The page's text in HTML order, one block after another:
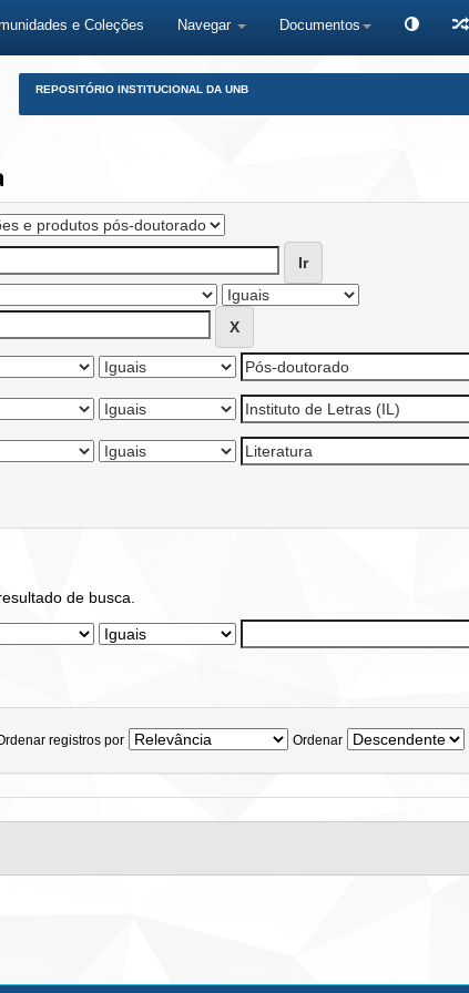
e Coleções Navegar Documentos
REPOSITÓRIO INSTITUCIONAL DA UNB
de busca.
registros por Ordenar